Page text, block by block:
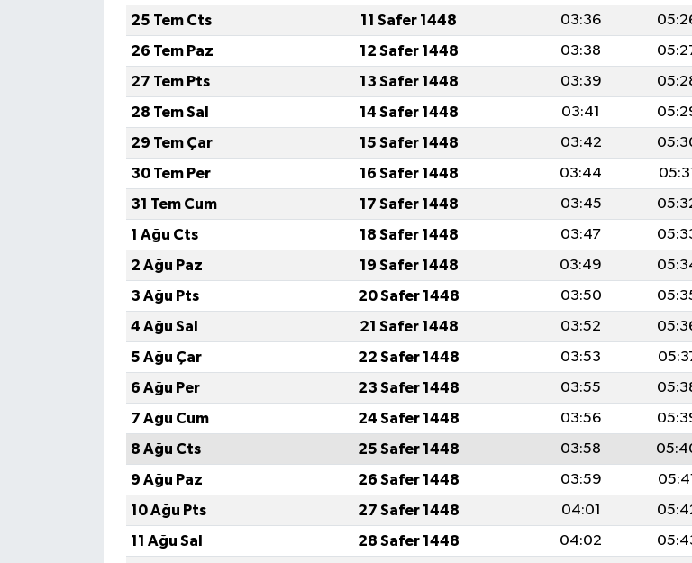
25 Tem Cts
11 Safer 1448 03:36
26 Tem Paz
12 Safer 1448 03:38
27 Tem Pts
13 Safer 1448 03:39
28 Tem Sal
14 Safer 1448 03:41
29 Tem Çar
15 Safer 1448 03:42
30 Tem Per
16 Safer 1448 03:44 05:31
31 Tem Cum
17 Safer 1448 03:45
1 Ağu Cts
18 Safer 1448 03:47
2 Ağu Paz
19 Safer 1448 03:49
3 Ağu Pts
20 Safer 1448 03:50
4 Ağu Sal
21 Safer 1448 03:52
5 Ağu Çar
22 Safer 1448 03:53
6 Ağu Per
23 Safer 1448 03:55
7 Ağu Cum
24 Safer 1448 03:56
8 Ağu Cts
25 Safer 1448 03:58
9 Ağu Paz
26 Safer 1448 03:59 05:41
10 Ağu Pts
27 Safer 1448 04:01
11 Ağu Sal
28 Safer 1448 04:02